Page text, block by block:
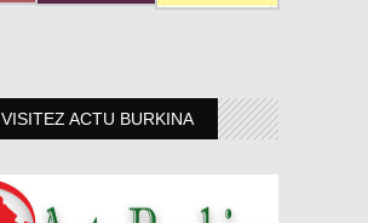
VISITEZ ACTU BURKINA